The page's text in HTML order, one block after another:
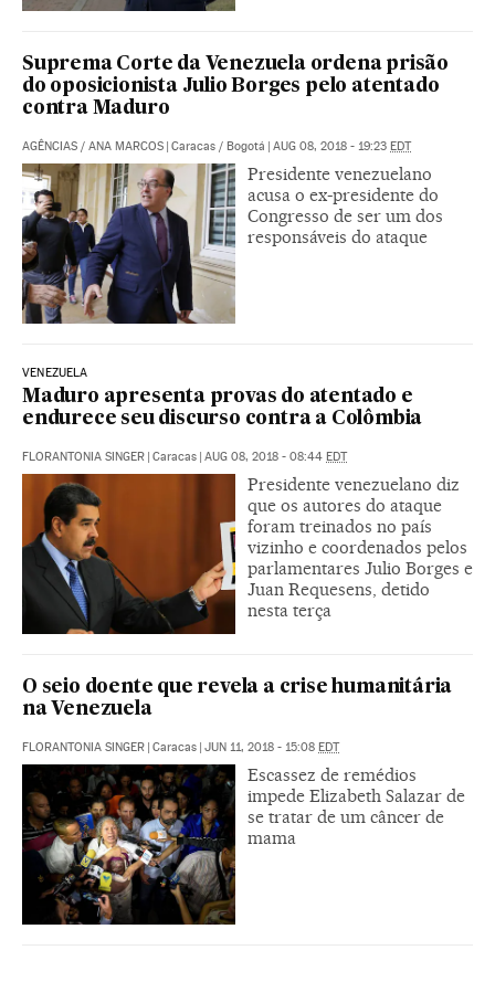
Suprema Corte da Venezuela ordena prisão
do oposicionista Julio Borges pelo atentado
contra Maduro
AGÊNCIAS / ANA MARCOS | Caracas / Bogotá | AUG 08, 2018 - 19:23 EDT
Presidente venezuelano
acusa o ex-presidente do
Congresso de ser um dos
responsáveis do ataque
VENEZUELA
Maduro apresenta provas do atentado e
endurece seu discurso contra a Colômbia
FLORANTONIA SINGER | Caracas | AUG 08, 2018 - 08:44 EDT
Presidente venezuelano diz
que os autores do ataque
foram treinados no país
vizinho e coordenados pelos
parlamentares Julio Borges e
Juan Requesens, detido
nesta terça
O seio doente que revela a crise humanitária
na Venezuela
FLORANTONIA SINGER | Caracas | JUN 11, 2018 - 15:08 EDT
Escassez de remédios
impede Elizabeth Salazar de
se tratar de um câncer de
mama